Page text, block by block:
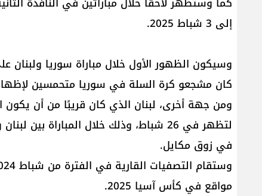
إلى 3 شباط 2025.
كان مشجعو كرة السلة في سوريا متحمسين
لتظهر في 26 شباط، وذلك خلال المباراة
في زوق مكايل.
مواقع في كأس آسيا 2025.